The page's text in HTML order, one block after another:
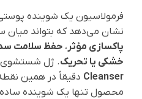
فرمولاسیون یک شوینده
نشان می‌دهد که بتواند میان
پاکسازی مؤثر ، حفظ سلامت
خشکی یا تحریک. ژل شستشوی
Cleanser دقیقاً در همین
محصول تنها یک شوینده